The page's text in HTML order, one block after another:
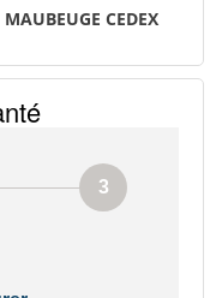
MAUBEUGE CEDEX